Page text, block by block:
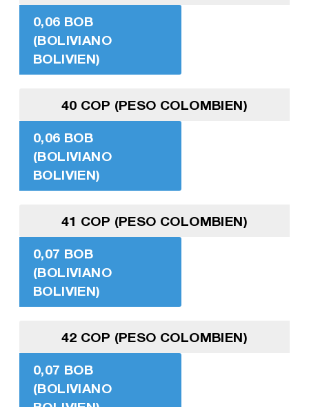
0,06 BOB
(BOLIVIANO
BOLIVIEN)
40 COP (PESO COLOMBIEN)
0,06 BOB
(BOLIVIANO
BOLIVIEN)
41 COP (PESO COLOMBIEN)
0,07 BOB
(BOLIVIANO
BOLIVIEN)
42 COP (PESO COLOMBIEN)
0,07 BOB
(BOLIVIANO